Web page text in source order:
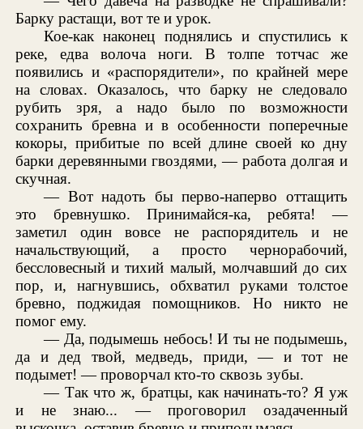
Барку растащи, вот те и урок.
Кое-как наконец поднялись и спустились к
реке, едва волоча ноги. В толпе тотчас же
появились и «распорядители», по крайней мере
на словах. Оказалось, что барку не следовало
рубить зря, а надо было по возможности
сохранить бревна и в особенности поперечные
кокоры, прибитые по всей длине своей ко дну
барки деревянными гвоздями, — работа долгая и
скучная.
— Вот надоть бы перво-наперво оттащить
это бревнушко. Принимайся-ка, ребята! —
заметил один вовсе не распорядитель и не
начальствующий, а просто чернорабочий,
бессловесный и тихий малый, молчавший до сих
пор, и, нагнувшись, обхватил руками толстое
бревно, поджидая помощников. Но никто не
помог ему.
— Да, подымешь небось! И ты не подымешь,
да и дед твой, медведь, приди, — и тот не
подымет! — проворчал кто-то сквозь зубы.
— Так что ж, братцы, как начинать-то? Я уж
и не знаю... — проговорил озадаченный